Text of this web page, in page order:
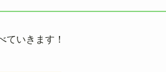
ていきます！